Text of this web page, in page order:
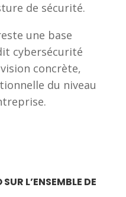
de sécurité.
une base
cybersécurité
concrète,
du niveau
L’ENSEMBLE DE